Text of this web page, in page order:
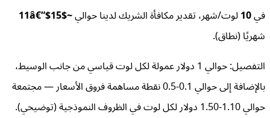
في10لوت/شهر، تقدير مكافأة الشريك لدينا حوالي~$
11â€“$15
شهريًا (نطاق).
التفصيل:
حوالي 1 دولار عمولة لكل لوت قياسي من جانب الوسيط،
بالإضافة إلى حوالي 0.1-0.5 نقطة مساهمة فروق الأسعار — مجتمعة
حوالي 1.10-1.50 دولار لكل لوت في الظروف النموذجية (توضيحي).